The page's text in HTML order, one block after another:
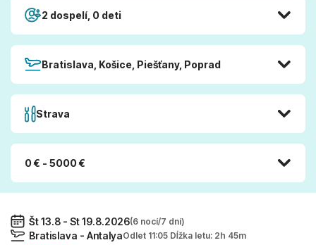
2 dospelí, 0 deti
Bratislava, Košice, Piešťany, Poprad
Strava
0 € - 5000 €
Št 13.8 - St 19.8.2026(6 nocí/7 dní)
Bratislava - AntalyaOdlet 11:05 Dĺžka letu: 2h 45m